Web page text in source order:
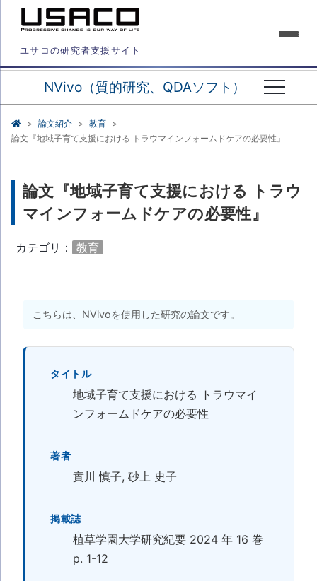
ユサコの研究者支援サイト
NVivo（質的研究、QDAソフト）
論文紹介
教育
論文『地域子育て支援における トラウマインフォームドケアの必要性』
論文『地域子育て支援における トラウ
マインフォームドケアの必要性』
カテゴリ： 教育
こちらは、NVivoを使用した研究の論文です。
タイトル
地域子育て支援における トラウマイ
ンフォームドケアの必要性
著者
實川 慎子, 砂上 史子
掲載誌
植草学園大学研究紀要 2024 年 16 巻
p. 1-12